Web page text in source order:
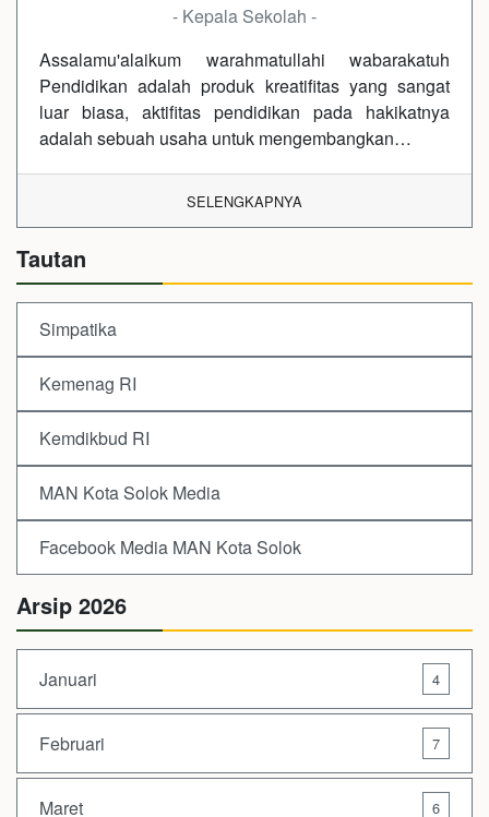
- Kepala Sekolah -
Assalamu'alaikum warahmatullahi wabarakatuh
Pendidikan adalah produk kreatifitas yang sangat
luar biasa, aktifitas pendidikan pada hakikatnya
adalah sebuah usaha untuk mengembangkan…
SELENGKAPNYA
Tautan
Simpatika
Kemenag RI
Kemdikbud RI
MAN Kota Solok Media
Facebook Media MAN Kota Solok
Arsip 2026
Januari 4
Februari 7
Maret 6